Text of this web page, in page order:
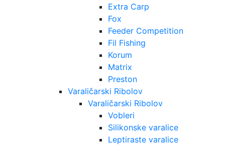
Extra Carp
Fox
Feeder Competition
Fil Fishing
Korum
Matrix
Preston
Varaličarski Ribolov
Varaličarski Ribolov
Vobleri
Silikonske varalice
Leptiraste varalice